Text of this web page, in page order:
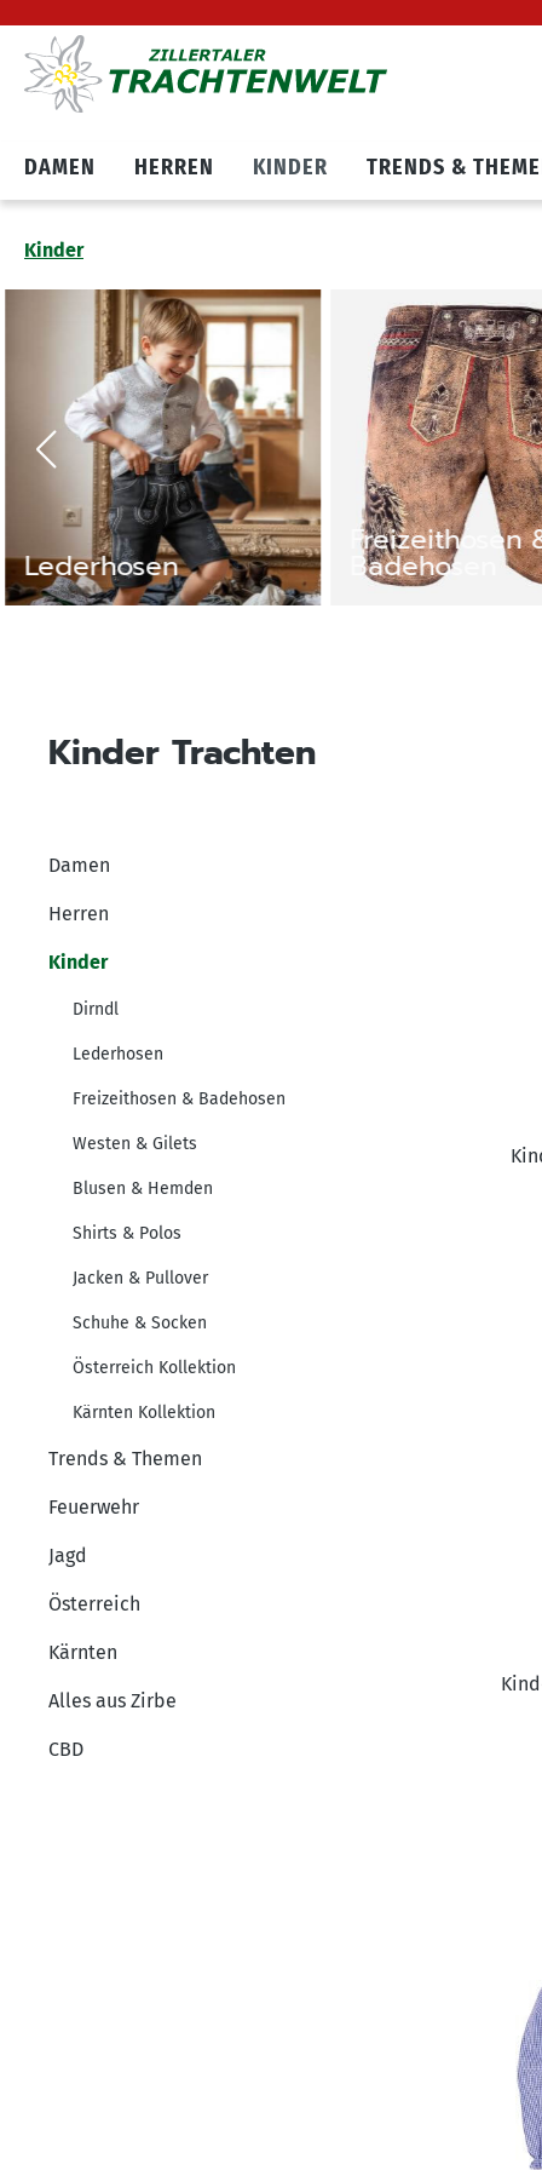
springen Zum Cookie Banner springen
DAMEN HERREN KINDER TRENDS &
Kinder
Freizeithosen &
Badehosen Westen &
Kinder Trachten
Damen
Herren
Kinder
Dirndl
Lederhosen
Freizeithosen & Badehosen
Westen & Gilets
Blusen & Hemden
Shirts & Polos
Jacken & Pullover
Schuhe & Socken
Österreich Kollektion
Kärnten Kollektion
Trends & Themen
Feuerwehr
Jagd
Österreich
Kärnten
Alles aus Zirbe
CBD